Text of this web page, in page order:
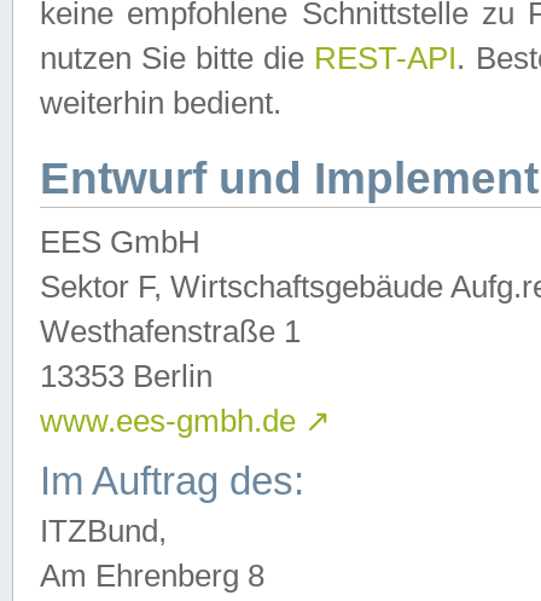
keine empfohlene Schnittstelle zu
nutzen Sie bitte die REST-API.
weiterhin bedient.
Entwurf und
EES GmbH
Sektor F, Wirtschaftsgebäude
Westhafenstraße 1
13353 Berlin
www.ees-gmbh.de ↗
Im Auftrag des:
ITZBund,
Am Ehrenberg 8